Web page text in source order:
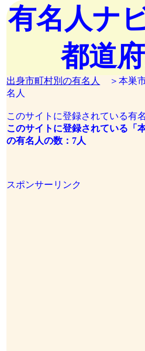
有名人ナ
都道
出身市町村別の有名人
＞本巣
名人
このサイトに登録されている有
このサイトに登録されている「
の有名人の数：7人
スポンサーリンク